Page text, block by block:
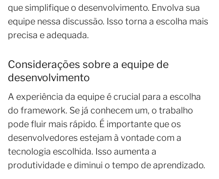
que simplifique o desenvolvimento. Envolva sua
equipe nessa discussão. Isso torna a escolha mais
precisa e adequada.
Considerações sobre a equipe de
desenvolvimento
A experiência da equipe é crucial para a escolha
do framework. Se já conhecem um, o trabalho
pode fluir mais rápido. É importante que os
desenvolvedores estejam à vontade com a
tecnologia escolhida. Isso aumenta a
produtividade e diminui o tempo de aprendizado.